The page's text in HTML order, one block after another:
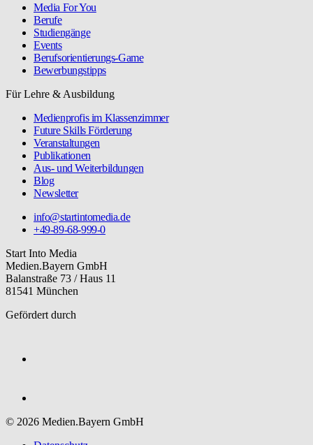
Media For You
Berufe
Studiengänge
Events
Berufsorientierungs-Game
Bewerbungstipps
Für Lehre & Ausbildung
Medienprofis im Klassenzimmer
Future Skills Förderung
Veranstaltungen
Publikationen
Aus- und Weiterbildungen
Blog
Newsletter
info@startintomedia.de
+49-89-68-999-0
Start Into Media
Medien.Bayern GmbH
Balanstraße 73 / Haus 11
81541 München
Gefördert durch
© 2026 Medien.Bayern GmbH